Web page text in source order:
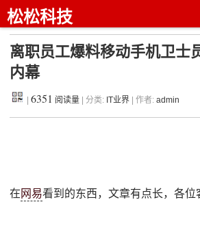
松松科技
离职员工爆料移动手机卫士
内幕
|6351 阅读量 | 分类: IT业界 | 作者:admin
在 网易看到的东西，文章有点长，各位